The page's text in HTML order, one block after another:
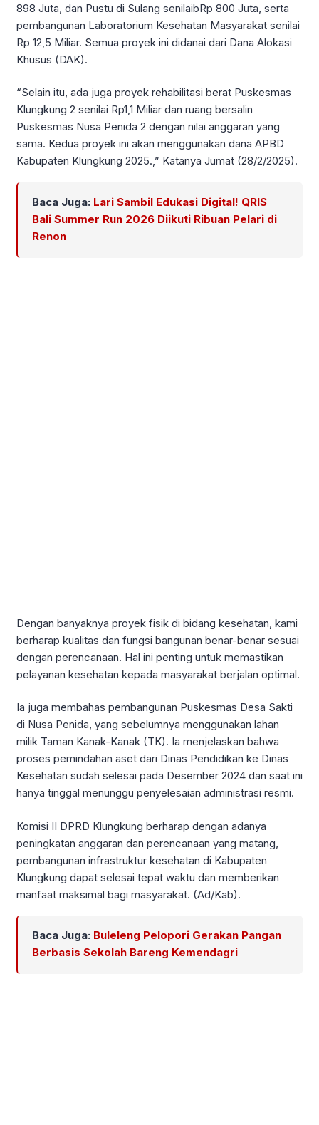
898 Juta, dan Pustu di Sulang senilaibRp 800 Juta, serta
pembangunan Laboratorium Kesehatan Masyarakat senilai
Rp 12,5 Miliar. Semua proyek ini didanai dari Dana Alokasi
Khusus (DAK).
“Selain itu, ada juga proyek rehabilitasi berat Puskesmas
Klungkung 2 senilai Rp1,1 Miliar dan ruang bersalin
Puskesmas Nusa Penida 2 dengan nilai anggaran yang
sama. Kedua proyek ini akan menggunakan dana APBD
Kabupaten Klungkung 2025.,” Katanya Jumat (28/2/2025).
Baca Juga: Lari Sambil Edukasi Digital! QRIS
Bali Summer Run 2026 Diikuti Ribuan Pelari di
Renon
Dengan banyaknya proyek fisik di bidang kesehatan, kami
berharap kualitas dan fungsi bangunan benar-benar sesuai
dengan perencanaan. Hal ini penting untuk memastikan
pelayanan kesehatan kepada masyarakat berjalan optimal.
Ia juga membahas pembangunan Puskesmas Desa Sakti
di Nusa Penida, yang sebelumnya menggunakan lahan
milik Taman Kanak-Kanak (TK). Ia menjelaskan bahwa
proses pemindahan aset dari Dinas Pendidikan ke Dinas
Kesehatan sudah selesai pada Desember 2024 dan saat ini
hanya tinggal menunggu penyelesaian administrasi resmi.
Komisi II DPRD Klungkung berharap dengan adanya
peningkatan anggaran dan perencanaan yang matang,
pembangunan infrastruktur kesehatan di Kabupaten
Klungkung dapat selesai tepat waktu dan memberikan
manfaat maksimal bagi masyarakat. (Ad/Kab).
Baca Juga: Buleleng Pelopori Gerakan Pangan
Berbasis Sekolah Bareng Kemendagri